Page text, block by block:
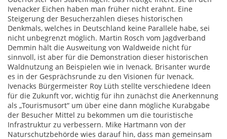
Ivenacker Eichen haben man früher nicht erahnt. Eine
Steigerung der Besucherzahlen dieses historischen
Denkmals, welches in Deutschland keine Parallele habe, sei
nicht unbegrenzt möglich. Martin Rosch vom Jagdverband
Demmin hält die Ausweitung von Waldweide nicht für
sinnvoll, ist aber für die Demonstration dieser historischen
Waldnutzung an Beispielen wie in Ivenack. Brisanter wurde
es in der Gesprächsrunde zu den Visionen für Ivenack.
Ivenacks Bürgermeister Roy Lüth stellte verschiedene Ideen
für die Zukunft vor, wichtig für ihn zunächst die Anerkennung
als „Tourismusort“ um über eine dann mögliche Kurabgabe
der Besucher Mittel zu bekommen um die touristische
Infrastruktur zu verbessern. Mike Hartmann von der
Naturschutzbehörde wies darauf hin, dass man gemeinsam